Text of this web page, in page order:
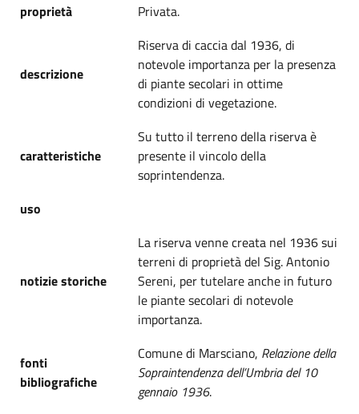
proprietà
Privata.
descrizione
Riserva di caccia dal 1936, di
notevole importanza per la presenza
di piante secolari in ottime
condizioni di vegetazione.
caratteristiche
Su tutto il terreno della riserva è
presente il vincolo della
soprintendenza.
uso
notizie storiche
La riserva venne creata nel 1936 sui
terreni di proprietà del Sig. Antonio
Sereni, per tutelare anche in futuro
le piante secolari di notevole
importanza.
fonti
bibliografiche
Comune di Marsciano, Relazione della
Sopraintendenza dell’Umbria del 10
gennaio 1936.